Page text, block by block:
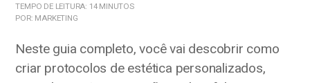
TEMPO DE LEITURA: 14 MINUTOS
POR: MARKETING
Neste guia completo, você vai descobrir como
criar protocolos de estética personalizados,